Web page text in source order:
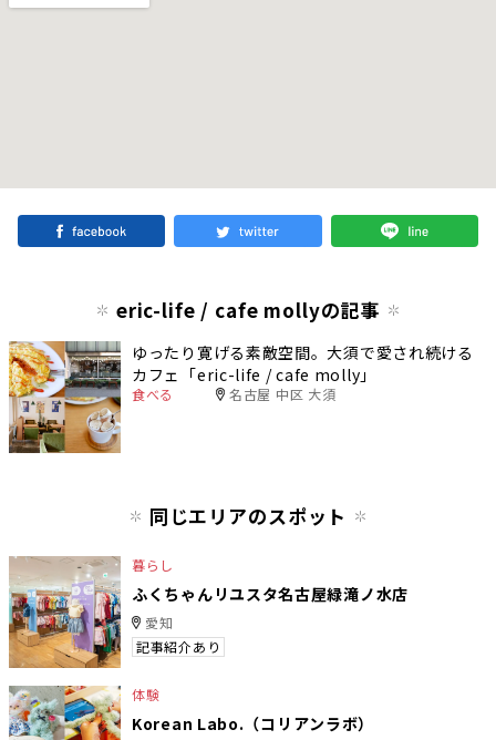
eric-life / cafe mollyの記事
ゆったり寛げる素敵空間。大須で愛され続ける
カフェ「eric-life / cafe molly」
食べる 名古屋 中区 大須
同じエリアのスポット
暮らし
ふくちゃんリユスタ名古屋緑滝ノ水店
愛知
記事紹介あり
体験
Korean Labo.（コリアンラボ）